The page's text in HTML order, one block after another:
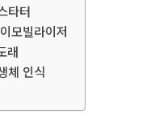
타터
모빌라이저
래
체 인식